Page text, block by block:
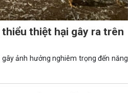
thiệt hại gây ra trên
ảnh hưởng nghiêm trọng đến năng